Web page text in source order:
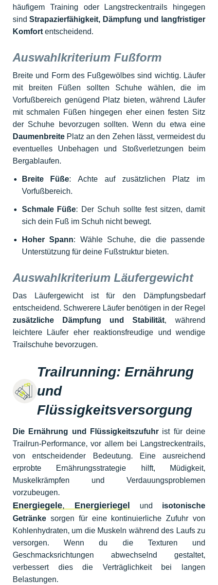
häufigem Training oder Langstreckentrails hingegen
sind Strapazierfähigkeit, Dämpfung und langfristiger
Komfort entscheidend.
Auswahlkriterium Fußform
Breite und Form des Fußgewölbes sind wichtig. Läufer
mit breiten Füßen sollten Schuhe wählen, die im
Vorfußbereich genügend Platz bieten, während Läufer
mit schmalen Füßen hingegen eher einen festen Sitz
der Schuhe bevorzugen sollten. Wenn du etwa eine
Daumenbreite Platz an den Zehen lässt, vermeidest du
eventuelles Unbehagen und Stoßverletzungen beim
Bergablaufen.
Breite Füße: Achte auf zusätzlichen Platz im
Vorfußbereich.
Schmale Füße: Der Schuh sollte fest sitzen, damit
sich dein Fuß im Schuh nicht bewegt.
Hoher Spann: Wähle Schuhe, die die passende
Unterstützung für deine Fußstruktur bieten.
Auswahlkriterium Läufergewicht
Das Läufergewicht ist für den Dämpfungsbedarf
entscheidend. Schwerere Läufer benötigen in der Regel
zusätzliche Dämpfung und Stabilität, während
leichtere Läufer eher reaktionsfreudige und wendige
Trailschuhe bevorzugen.
Trailrunning: Ernährung
und
Flüssigkeitsversorgung
Die Ernährung und Flüssigkeitszufuhr ist für deine
Trailrun-Performance, vor allem bei Langstreckentrails,
von entscheidender Bedeutung. Eine ausreichend
erprobte Ernährungsstrategie hilft, Müdigkeit,
Muskelkrämpfen und Verdauungsproblemen
vorzubeugen.
Energiegele, Energieriegel und isotonische
Getränke sorgen für eine kontinuierliche Zufuhr von
Kohlenhydraten, um die Muskeln während des Laufs zu
versorgen. Wenn du die Texturen und
Geschmacksrichtungen abwechselnd gestaltet,
verbessert dies die Verträglichkeit bei langen
Belastungen.